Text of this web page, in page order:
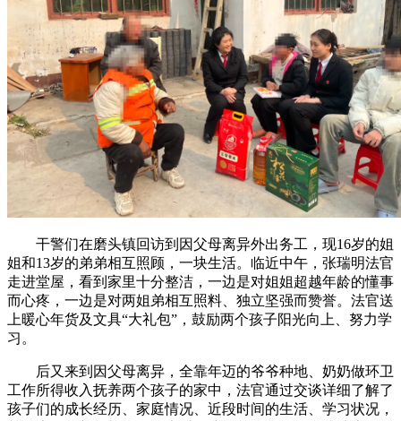
干警们在磨头镇回访到因父母离异外出务工，现16岁的姐
姐和13岁的弟弟相互照顾，一块生活。临近中午，张瑞明法官
走进堂屋，看到家里十分整洁，一边是对姐姐超越年龄的懂事
而心疼，一边是对两姐弟相互照料、独立坚强而赞誉。法官送
上暖心年货及文具“大礼包”，鼓励两个孩子阳光向上、努力学
习。
后又来到因父母离异，全靠年迈的爷爷种地、奶奶做环卫
工作所得收入抚养两个孩子的家中，法官通过交谈详细了解了
孩子们的成长经历、家庭情况、近段时间的生活、学习状况，